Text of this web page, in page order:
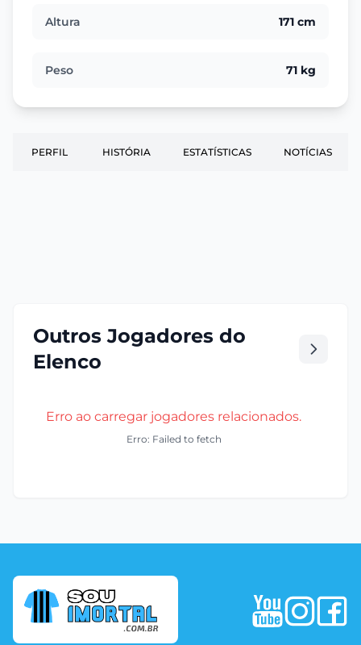
Altura 171 cm
Peso 71 kg
PERFIL HISTÓRIA ESTATÍSTICAS NOTÍCIAS
Outros Jogadores do
Elenco
Erro ao carregar jogadores relacionados.
Erro: Failed to fetch